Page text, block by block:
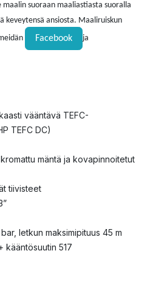
suoraan maaliastiasta suoralla
keveytensä ansiosta. Maaliruiskun
Facebook ja
vääntävä TEFC-
TEFC DC)
mäntä ja kovapinnoitetut
tiivisteet
letkun maksimipituus 45 m
kääntösuutin 517